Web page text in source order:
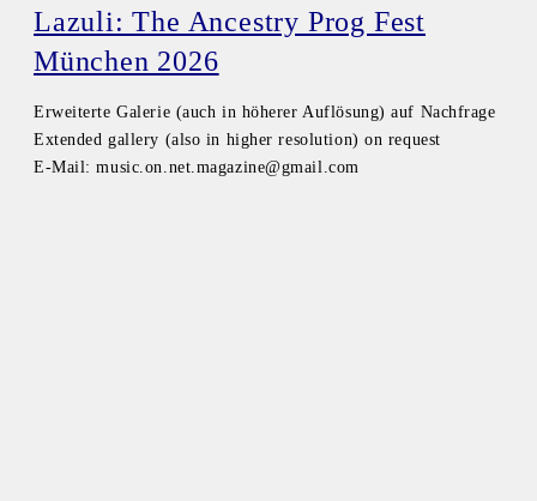
Lazuli: The Ancestry Prog Fest
München 2026
Erweiterte Galerie (auch in höherer Auflösung) auf Nachfrage
Extended gallery (also in higher resolution) on request
E-Mail: music.on.net.magazine@gmail.com